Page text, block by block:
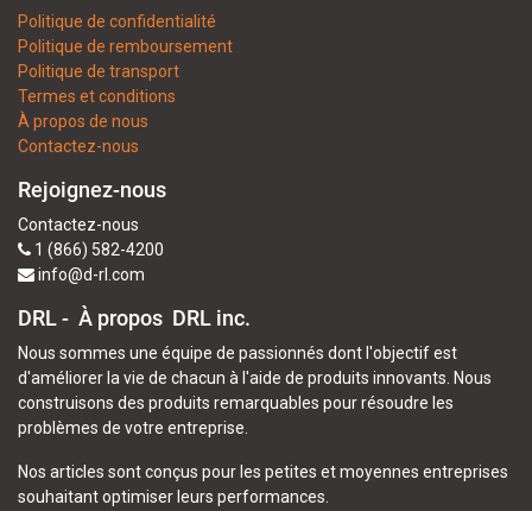
Politique de confidentialité
Politique de remboursement
Politique de transport
Termes et conditions
À propos de nous
Contactez-nous
Rejoignez-nous
Contactez-nous
1 (866) 582-4200
info@d-rl.com
DRL - À propos DRL inc.
Nous sommes une équipe de passionnés dont l'objectif est
d'améliorer la vie de chacun à l'aide de produits innovants. Nous
construisons des produits remarquables pour résoudre les
problèmes de votre entreprise.
Nos articles sont conçus pour les petites et moyennes entreprises
souhaitant optimiser leurs performances.